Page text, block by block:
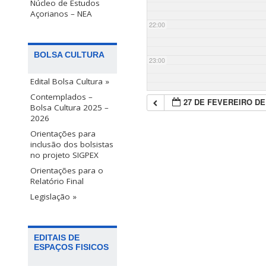
Núcleo de Estudos
Açorianos – NEA
BOLSA CULTURA
Edital Bolsa Cultura »
Contemplados –
Bolsa Cultura 2025 –
2026
Orientações para
inclusão dos bolsistas
no projeto SIGPEX
Orientações para o
Relatório Final
Legislação »
EDITAIS DE
ESPAÇOS FISICOS
22:00
23:00
27 DE FEVEREIRO